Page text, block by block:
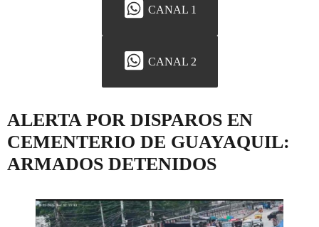
CANAL 1
CANAL 2
ALERTA POR DISPAROS EN
CEMENTERIO DE GUAYAQUIL:
ARMADOS DETENIDOS